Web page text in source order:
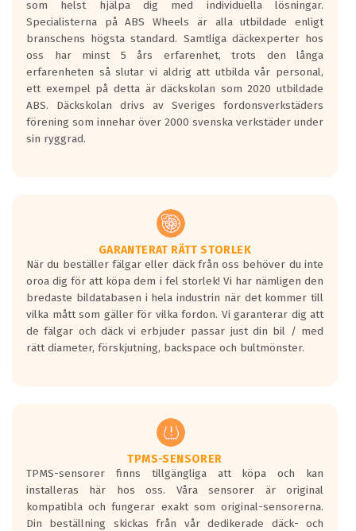
den kortaste bromssträckan och F är den
längsta.
Inga D eller G betyg delas ut för
personbilar och lätta lastbilar.
Betyget sätts efter ett test där däcken
skall bromsa in på en väg där det ligger
0.5-1.5 mm vatten.
I 80km/h kommer skillnaden på
Vid körning i över 50km/h brukar
rullmotståndets ljud överträffa
motorljudet.
På däckmärkningen kommer det finnas
en symbol av ett däck med vågar. Hög
bullernivå markeras med svarta vågor
medans de vita vågorna påvisar om det är
ett tyst däck.
regelverket som introduceras år 2016.
Ett däck med två svarta vågor är redan
godkända för år 2016 nya regelverk.
Ett däck med en svart våg kommer vara
minst tre decibel tystare än det
regelverk som börjar gälla 2016.
som helst hjälpa dig med individuella lösningar.
Specialisterna på ABS Wheels är alla utbildade enligt
branschens högsta standard. Samtliga däckexperter hos
oss har minst 5 års erfarenhet, trots den långa
erfarenheten så slutar vi aldrig att utbilda vår personal,
ett exempel på detta är däckskolan som 2020 utbildade
ABS. Däckskolan drivs av Sveriges fordonsverkstäders
förening som innehar över 2000 svenska verkstäder under
sin ryggrad.
GARANTERAT RÄTT STORLEK
När du beställer fälgar eller däck från oss behöver du inte
oroa dig för att köpa dem i fel storlek! Vi har nämligen den
bredaste bildatabasen i hela industrin när det kommer till
vilka mått som gäller för vilka fordon. Vi garanterar dig att
de fälgar och däck vi erbjuder passar just din bil / med
rätt diameter, förskjutning, backspace och bultmönster.
TPMS-SENSORER
TPMS-sensorer finns tillgängliga att köpa och kan
installeras här hos oss. Våra sensorer är original
kompatibla och fungerar exakt som original-sensorerna.
Din beställning skickas från vår dedikerade däck- och